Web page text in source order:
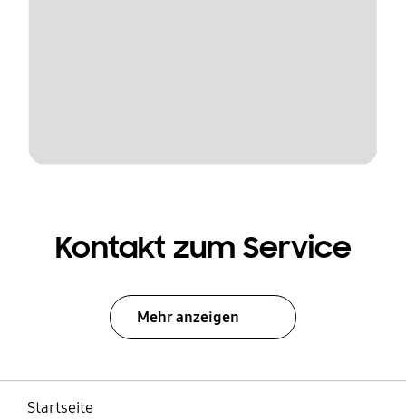
Kontakt zum Service
Mehr anzeigen
Startseite